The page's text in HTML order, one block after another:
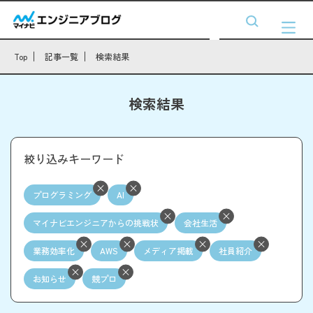
Top 記事一覧 検索結果
検索結果
絞り込みキーワード
プログラミング AI
マイナビエンジニアからの挑戦状 会社生活
業務効率化 AWS メディア掲載 社員紹介
お知らせ 競プロ